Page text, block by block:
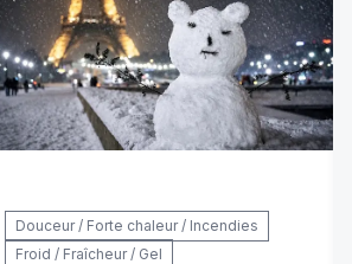
Douceur / Forte chaleur / Incendies
Froid / Fraîcheur / Gel